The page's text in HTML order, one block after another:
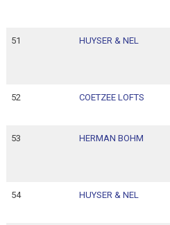
51 HUYSER & NEL
52 COETZEE LOFTS
53 HERMAN BOHM
54 HUYSER & NEL